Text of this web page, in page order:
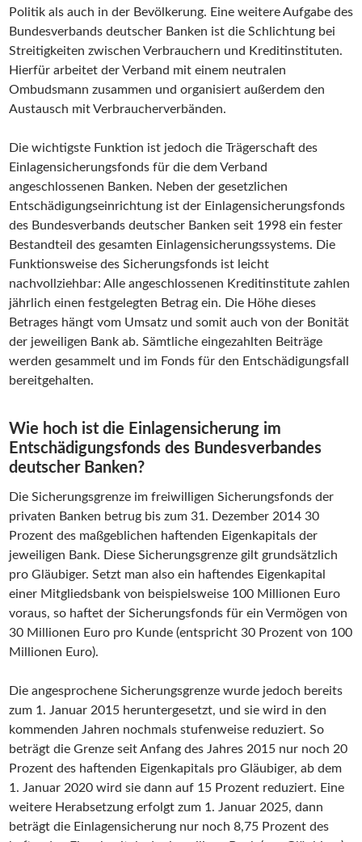
Politik als auch in der Bevölkerung. Eine weitere Aufgabe des
Bundesverbands deutscher Banken ist die Schlichtung bei
Streitigkeiten zwischen Verbrauchern und Kreditinstituten.
Hierfür arbeitet der Verband mit einem neutralen
Ombudsmann zusammen und organisiert außerdem den
Austausch mit Verbraucherverbänden.
Die wichtigste Funktion ist jedoch die Trägerschaft des
Einlagensicherungsfonds für die dem Verband
angeschlossenen Banken. Neben der gesetzlichen
Entschädigungseinrichtung ist der Einlagensicherungsfonds
des Bundesverbands deutscher Banken seit 1998 ein fester
Bestandteil des gesamten Einlagensicherungssystems. Die
Funktionsweise des Sicherungsfonds ist leicht
nachvollziehbar: Alle angeschlossenen Kreditinstitute zahlen
jährlich einen festgelegten Betrag ein. Die Höhe dieses
Betrages hängt vom Umsatz und somit auch von der Bonität
der jeweiligen Bank ab. Sämtliche eingezahlten Beiträge
werden gesammelt und im Fonds für den Entschädigungsfall
bereitgehalten.
Wie hoch ist die Einlagensicherung im
Entschädigungsfonds des Bundesverbandes
deutscher Banken?
Die Sicherungsgrenze im freiwilligen Sicherungsfonds der
privaten Banken betrug bis zum 31. Dezember 2014 30
Prozent des maßgeblichen haftenden Eigenkapitals der
jeweiligen Bank. Diese Sicherungsgrenze gilt grundsätzlich
pro Gläubiger. Setzt man also ein haftendes Eigenkapital
einer Mitgliedsbank von beispielsweise 100 Millionen Euro
voraus, so haftet der Sicherungsfonds für ein Vermögen von
30 Millionen Euro pro Kunde (entspricht 30 Prozent von 100
Millionen Euro).
Die angesprochene Sicherungsgrenze wurde jedoch bereits
zum 1. Januar 2015 heruntergesetzt, und sie wird in den
kommenden Jahren nochmals stufenweise reduziert. So
beträgt die Grenze seit Anfang des Jahres 2015 nur noch 20
Prozent des haftenden Eigenkapitals pro Gläubiger, ab dem
1. Januar 2020 wird sie dann auf 15 Prozent reduziert. Eine
weitere Herabsetzung erfolgt zum 1. Januar 2025, dann
beträgt die Einlagensicherung nur noch 8,75 Prozent des